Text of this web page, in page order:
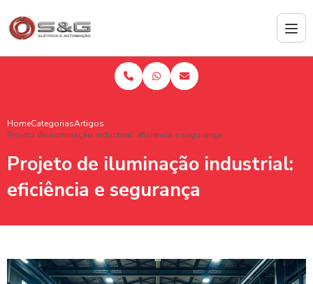
HomeCategoriasArtigos
Projeto de iluminação industrial: eficiência e segurança
Projeto de iluminação industrial:
eficiência e segurança